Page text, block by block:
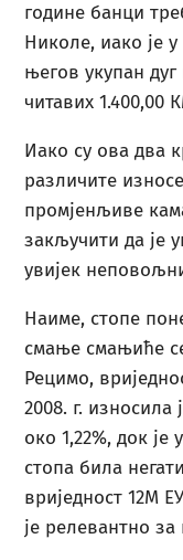
године банци
Николе, иако је
његов укупан
читавих 1.400,00
Иако су ова два
различите
промјенљиве
закључити да је
увијек
Наиме, стопе
смање смањиће
Рецимо,
2008. г. износила
око 1,22%, док је
стопа била
вриједност 12M
је релевантно